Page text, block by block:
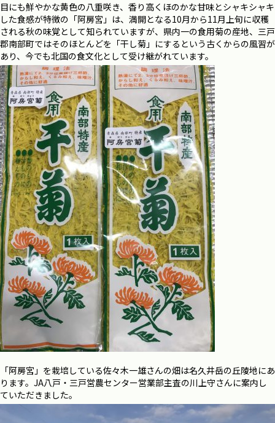
目にも鮮やかな黄色の八重咲き、香り高くほのかな甘味とシャキシャキ
した食感が特徴の「阿房宮」は、満開となる10月から11月上旬に収穫
される秋の味覚として知られていますが、県内一の食用菊の産地、三戸
郡南部町ではそのほとんどを「干し菊」にするという古くからの風習が
あり、今でも北国の食文化として受け継がれています。
「阿房宮」を栽培している佐々木一雄さんの畑は名久井岳の丘陵地にあ
ります。JA八戸・三戸営農センター営業部主査の川上守さんに案内し
ていただきました。